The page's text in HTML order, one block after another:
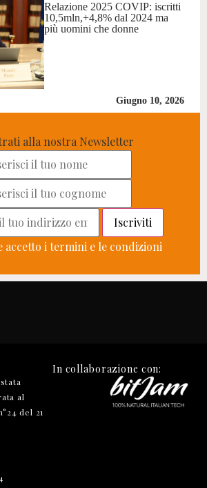
Relazione 2025 COVIP: iscritti
10,5mln,+4,8% dal 2024 ma
più uomini che donne
Giugno 10, 2026
alla nostra Newsletter
accetto i termini e le condizioni
al
del 21
In collaborazione con: